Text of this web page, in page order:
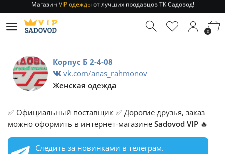
Отправление заказа 1-3 дняпо РФ и МСК!
Магазин
от лучших продавцов ТК Садовод!
Отправление заказа 1-3 дня по РФ и МСК! 0
Корпус Б 2-4-08
vk.com/anas_rahmonov
Женская одежда
✅ Официальный поставщик ✅ Дорогие друзья, заказ
можно оформить в интернет-магазине Sadovod VIP 🔥
Следить за новинками в телеграм.